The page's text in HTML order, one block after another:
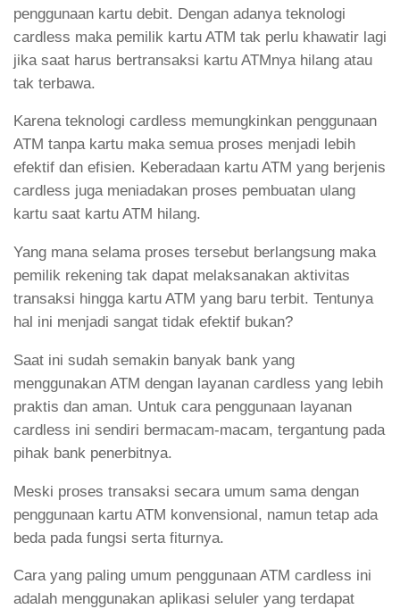
penggunaan kartu debit. Dengan adanya teknologi
cardless maka pemilik kartu ATM tak perlu khawatir lagi
jika saat harus bertransaksi kartu ATMnya hilang atau
tak terbawa.
Karena teknologi cardless memungkinkan penggunaan
ATM tanpa kartu maka semua proses menjadi lebih
efektif dan efisien. Keberadaan kartu ATM yang berjenis
cardless juga meniadakan proses pembuatan ulang
kartu saat kartu ATM hilang.
Yang mana selama proses tersebut berlangsung maka
pemilik rekening tak dapat melaksanakan aktivitas
transaksi hingga kartu ATM yang baru terbit. Tentunya
hal ini menjadi sangat tidak efektif bukan?
Saat ini sudah semakin banyak bank yang
menggunakan ATM dengan layanan cardless yang lebih
praktis dan aman. Untuk cara penggunaan layanan
cardless ini sendiri bermacam-macam, tergantung pada
pihak bank penerbitnya.
Meski proses transaksi secara umum sama dengan
penggunaan kartu ATM konvensional, namun tetap ada
beda pada fungsi serta fiturnya.
Cara yang paling umum penggunaan ATM cardless ini
adalah menggunakan aplikasi seluler yang terdapat